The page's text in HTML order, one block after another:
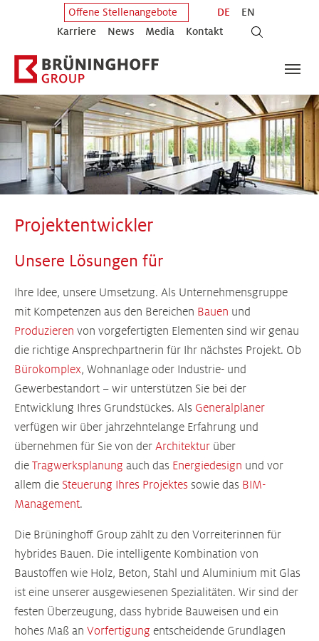
Zum Hauptinhalt springen
Zum Fuß der Seite springen
Offene Stellenangebote
Karriere
News Media Kontakt
DE EN
Projektentwickler
Unsere Lösungen für
Ihre Idee, unsere Umsetzung. Als Unternehmensgruppe
mit Kompetenzen aus den Bereichen Bauen und
Produzieren von vorgefertigten Elementen sind wir genau
die richtige Ansprechpartnerin für Ihr nächstes Projekt. Ob
Bürokomplex, Wohnanlage oder Industrie- und
Gewerbestandort – wir unterstützen Sie bei der
Entwicklung Ihres Grundstückes. Als Generalplaner
verfügen wir über jahrzehntelange Erfahrung und
übernehmen für Sie von der Architektur über
die Tragwerksplanung auch das Energiedesign und vor
allem die Steuerung Ihres Projektes sowie das BIM-
Management.
Die Brüninghoff Group zählt zu den Vorreiterinnen für
hybrides Bauen. Die intelligente Kombination von
Baustoffen wie Holz, Beton, Stahl und Aluminium mit Glas
ist eine unserer ausgewiesenen Spezialitäten. Wir sind der
festen Überzeugung, dass hybride Bauweisen und ein
hohes Maß an Vorfertigung entscheidende Grundlagen